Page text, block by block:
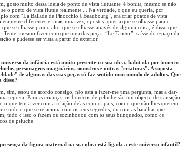
gosto muito dessa ideia de ponto de vista flutuante, é bonita, mesmo se não
se o ponto de vista flutue realmente ... Na verdade, o que eu queria, por
com “La Ballade de Pinocchio à Beaubourg”, era criar pontos de vista
diferentes e, mais uma vez, opostos: queria que se olhasse para o
que se olhasse para o alto, que se olhasse através de alguma coisa, é disso que
Tentei mesmo fazer com que uma das peças, “Le Tapeur”, saísse do espaço da
e pudesse ser vista a partir do exterior.
da infância está muito presente na sua obra, habitada por bonecos
personagens imaginários, monstros e outras “criaturas”. A suposta
de algumas das suas peças só faz sentido num mundo de adultos. Que
disso?
sim, estou de acordo consigo, não está a fazer-me uma pergunta, mas a dar-
reposta. Para as crianças, os bonecos de peluche são um objecto de transição
o que tem a ver com a relação delas com os pais, com o que não lhes querem
e tudo o que se relaciona com os seus segredos, ou com as batalhas que
tudo o isso o fazem ou sozinhos ou com os seus brinquedos, como os
de peluche.
da figura maternal na sua obra está ligada a este universo infantil?